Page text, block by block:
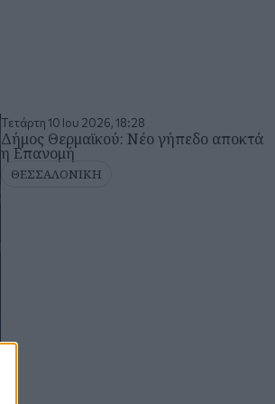
Τετάρτη 10 Ιου 2026, 18:28
Δήμος Θερμαϊκού: Νέο γήπεδο αποκτά
η Επανομή
ΘΕΣΣΑΛΟΝΙΚΗ